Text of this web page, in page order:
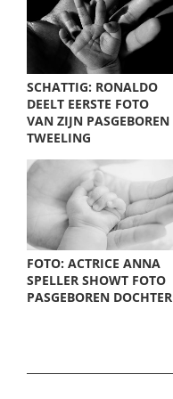
SCHATTIG: RONALDO
DEELT EERSTE FOTO
VAN ZIJN PASGEBOREN
TWEELING
FOTO: ACTRICE ANNA
SPELLER SHOWT FOTO
PASGEBOREN DOCHTER